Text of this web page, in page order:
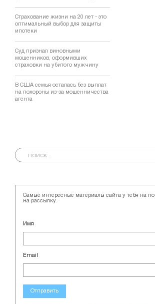
Страхование жизни на 20 лет - это
оптимальный выбор для защиты
ипотеки
Суд признал виновными
мошенников, оформивших
страховки на убитого мужчину
В США семья осталась без выплат
на похороны из-за мошенничества
агента
Самые интересные материалы сайта у тебя на
на рассылку.
Имя
Email
Отправить